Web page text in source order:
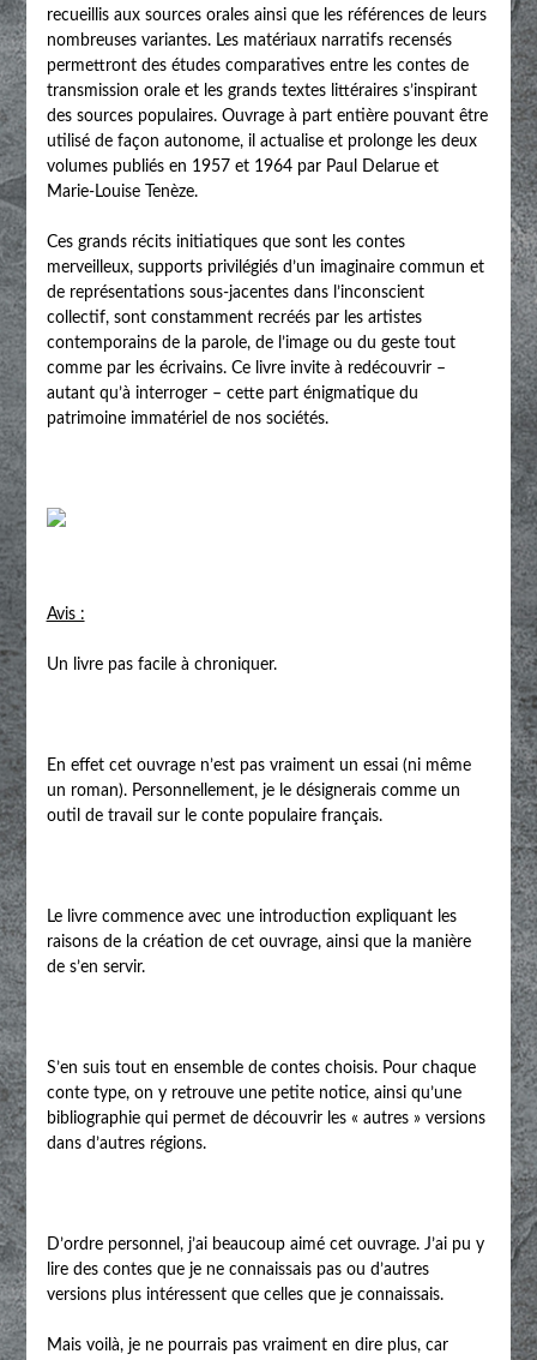
recueillis aux sources orales ainsi que les références de leurs
nombreuses variantes. Les matériaux narratifs recensés
permettront des études comparatives entre les contes de
transmission orale et les grands textes littéraires s’inspirant
des sources populaires. Ouvrage à part entière pouvant être
utilisé de façon autonome, il actualise et prolonge les deux
volumes publiés en 1957 et 1964 par Paul Delarue et
Marie-Louise Tenèze.
Ces grands récits initiatiques que sont les contes
merveilleux, supports privilégiés d’un imaginaire commun et
de représentations sous-jacentes dans l’inconscient
collectif, sont constamment recréés par les artistes
contemporains de la parole, de l’image ou du geste tout
comme par les écrivains. Ce livre invite à redécouvrir –
autant qu’à interroger – cette part énigmatique du
patrimoine immatériel de nos sociétés.
Avis :
Un livre pas facile à chroniquer.
En effet cet ouvrage n’est pas vraiment un essai (ni même
un roman). Personnellement, je le désignerais comme un
outil de travail sur le conte populaire français.
Le livre commence avec une introduction expliquant les
raisons de la création de cet ouvrage, ainsi que la manière
de s’en servir.
S’en suis tout en ensemble de contes choisis. Pour chaque
conte type, on y retrouve une petite notice, ainsi qu’une
bibliographie qui permet de découvrir les « autres » versions
dans d’autres régions.
D’ordre personnel, j’ai beaucoup aimé cet ouvrage. J’ai pu y
lire des contes que je ne connaissais pas ou d’autres
versions plus intéressent que celles que je connaissais.
Mais voilà, je ne pourrais pas vraiment en dire plus, car